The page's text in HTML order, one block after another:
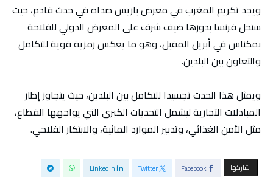
ويجد تكريم المغرب في معرض باريس صداه في حدث قادم، حيث
ستحل فرنسا بدورها ضيف شرف على المعرض الدولي للفلاحة
بمكناس في أبريل المقبل، وهو ما يعكس رمزية قوية للتكامل
والتعاون بين البلدين.
ويمثل هذا الحدث تجسيدا للتكامل بين البلدين، حيث يتجاوز إطار
المبادلات التجارية ليشمل التحديات الكبرى التي يواجهها القطاع،
مثل الأمن الغذائي، وتدبير الموارد المائية، والابتكار الفلاحي.
‫‫ شاركها‬ Facebook
Twitter
Linkedin